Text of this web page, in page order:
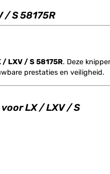
/ S 58175R
LXV / S 58175R. Deze
prestaties en veiligheid.
LX / LXV / S